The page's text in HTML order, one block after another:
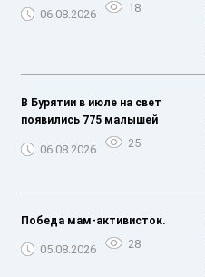
06.08.2026 18
В Бурятии в июле на свет
появились 775 малышей
06.08.2026 25
Победа мам-активисток.
05.08.2026 28